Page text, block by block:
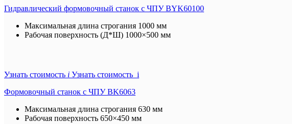
Гидравлический формовочный станок с ЧПУ BYK60100
Максимальная длина строгания 1000 мм
Рабочая поверхность (Д*Ш) 1000×500 мм
Узнать стоимость i Узнать стоимость i
Формовочный станок с ЧПУ BK6063
Максимальная длина строгания 630 мм
Рабочая поверхность 650×450 мм